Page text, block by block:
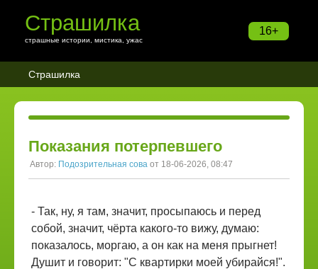
16+
Страшилка
страшные истории, мистика, ужас
Страшилка
Показания потерпевшего
Автор: Подозрительная сова от 18-06-2026, 08:47
- Так, ну, я там, значит, просыпаюсь и перед
собой, значит, чёрта какого-то вижу, думаю:
показалось, моргаю, а он как на меня прыгнет!
Душит и говорит: "С квартирки моей убирайся!".